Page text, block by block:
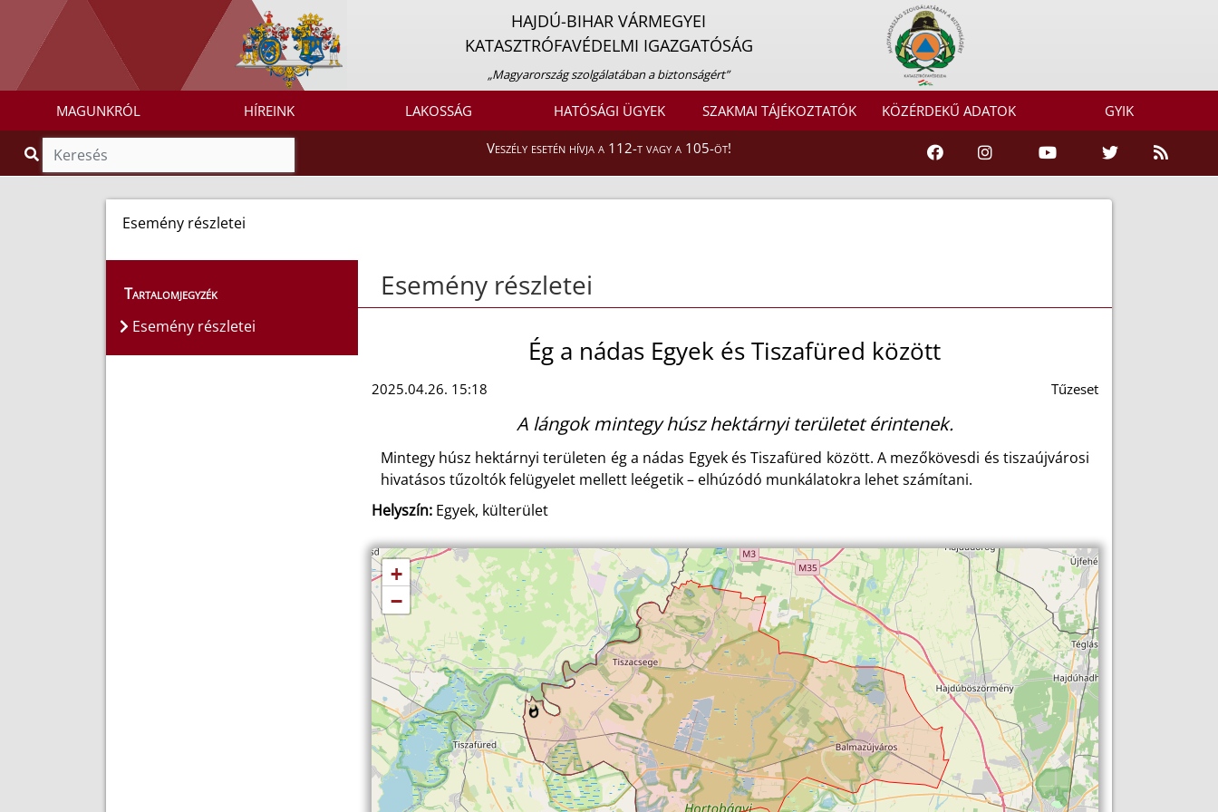
HAJDÚ-BIHAR VÁRMEGYEI
KATASZTRÓFAVÉDELMI IGAZGATÓSÁG
„Magyarország szolgálatában a biztonságért”
MAGUNKRÓL HÍREINK LAKOSSÁG HATÓSÁGI ÜGYEK SZAKMAI TÁJÉKOZTATÓK KÖZÉRDEKŰ ADATOK GYIK
Veszély esetén hívja a 112-t vagy a 105-öt!
Esemény részletei
Tartalomjegyzék
Esemény részletei
Esemény részletei
Ég a nádas Egyek és Tiszafüred között
2025.04.26. 15:18 Tűzeset
A lángok mintegy húsz hektárnyi területet érintenek.
Mintegy húsz hektárnyi területen ég a nádas Egyek és Tiszafüred között. A mezőkövesdi és tiszaújvárosi
hivatásos tűzoltók felügyelet mellett leégetik – elhúzódó munkálatokra lehet számítani.
Helyszín:Egyek, külterület
+
−